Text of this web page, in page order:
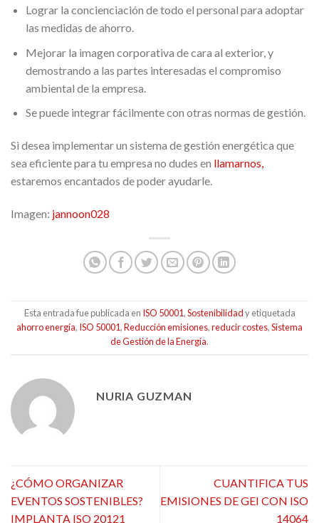
Lograr la concienciación de todo el personal para adoptar
las medidas de ahorro.
Mejorar la imagen corporativa de cara al exterior, y
demostrando a las partes interesadas el compromiso
ambiental de la empresa.
Se puede integrar fácilmente con otras normas de gestión.
Si desea implementar un sistema de gestión energética que
sea eficiente para tu empresa no dudes en llamarnos,
estaremos encantados de poder ayudarle.
Imagen: jannoon028
Esta entrada fue publicada en ISO 50001,Sostenibilidady etiquetada
ahorro energía, ISO 50001,Reducción emisiones,reducir costes,Sistema
de Gestión de la Energía.
NURIA GUZMAN
¿CÓMO ORGANIZAR
EVENTOS SOSTENIBLES?
IMPLANTA ISO 20121
CUANTIFICA TUS
EMISIONES DE GEI CON ISO
14064